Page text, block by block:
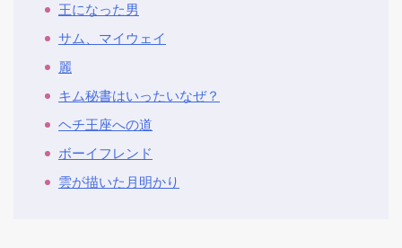
王になった男
サム、マイウェイ
麗
キム秘書はいったいなぜ？
ヘチ王座への道
ボーイフレンド
雲が描いた月明かり